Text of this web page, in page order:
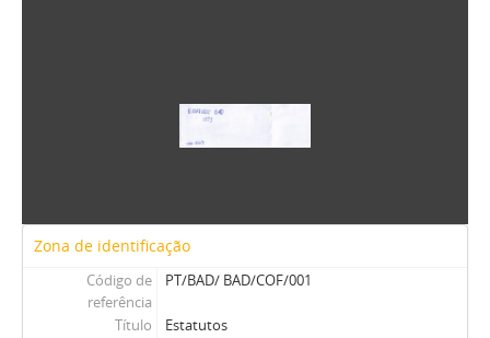
Zona de identificação
Código de
referência
PT/BAD/ BAD/COF/001
Título
Estatutos